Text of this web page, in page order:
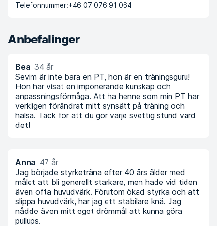
Telefonnummer:+46 07 076 91 064
Anbefalinger
Bea 34 år
Sevim är inte bara en PT, hon är en träningsguru!
Hon har visat en imponerande kunskap och
anpassningsförmåga. Att ha henne som min PT har
verkligen förändrat mitt synsätt på träning och
hälsa. Tack för att du gör varje svettig stund värd
det!
Anna 47 år
Jag började styrketräna efter 40 års ålder med
målet att bli generellt starkare, men hade vid tiden
även ofta huvudvärk. Förutom ökad styrka och att
slippa huvudvärk, har jag ett stabilare knä. Jag
nådde även mitt eget drömmål att kunna göra
pullups.